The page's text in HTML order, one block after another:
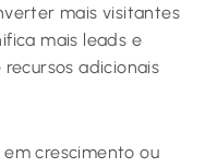
mais visitantes
mais leads e
adicionais
crescimento ou